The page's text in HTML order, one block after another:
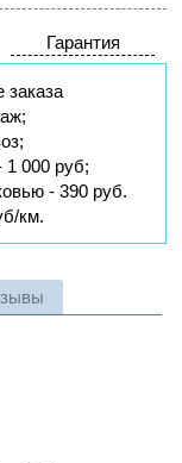
Гарантия
заказа
1 000 руб;
- 390 руб.
км.